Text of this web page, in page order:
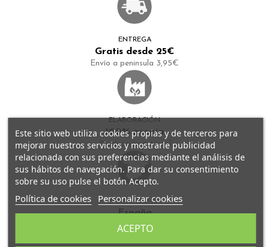
ENTREGA
Gratis desde 25€
Envío a peninsula 3,95€
ELABORACIÓN
100% propia
Producción artersal
FABRICADO EN
España
Todos nuestros tés se fabrican en Granada
Este sitio web utiliza cookies propias y de terceros para
mejorar nuestros servicios y mostrarle publicidad
relacionada con sus preferencias mediante el análisis de
sus hábitos de navegación. Para dar su consentimiento
sobre su uso pulse el botón Acepto.
Política de cookies Personalizar cookies
ACEPTO